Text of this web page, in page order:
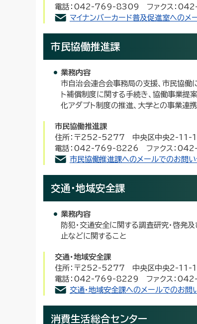
電話：042-769-8309 ファクス：
マイナンバーカード普及促進室へのメ
市民協働推進課
業務内容
市自治会連合会事務局の支援、市民協
ト補償制度に関する手続き、協働事業提
化アダプト制度の推進、大学との事業連
市民協働推進課
住所：〒252-5277 中央区中央2-11-
電話：042-769-8226 ファクス：
市民協働推進課へのメールでのお問
交通・地域安全課
業務内容
防犯・交通安全に関する調査研究・啓発
止などに関すること
交通・地域安全課
住所：〒252-5277 中央区中央2-11-
電話：042-769-8229 ファクス：
交通・地域安全課へのメールでのお問
消費生活総合センター